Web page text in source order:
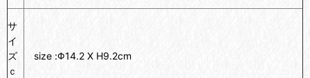
サ
イ
ズ
ｃ
size :Φ14.2 X H9.2cm